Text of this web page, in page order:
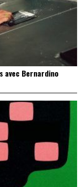
avec Bernardino